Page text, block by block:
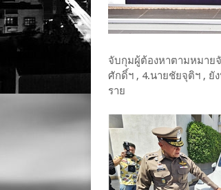
จับกุมผู้ต้องหาตามหมาย
ศักดิ์ฯ , 4.นายชัยจุติฯ , ยั
ราย